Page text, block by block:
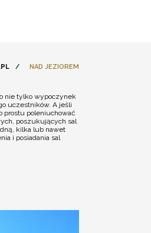
/ NAD JEZIOREM
nie tylko wypoczynek
uczestników. A jeśli
prostu poleniuchować
poszukujących sal
kilka lub nawet
i posiadania sal